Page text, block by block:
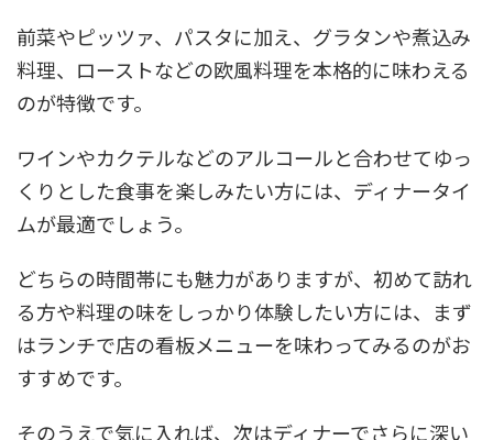
前菜やピッツァ、パスタに加え、グラタンや煮込み
料理、ローストなどの欧風料理を本格的に味わえる
のが特徴です。
ワインやカクテルなどのアルコールと合わせてゆっ
くりとした食事を楽しみたい方には、ディナータイ
ムが最適でしょう。
どちらの時間帯にも魅力がありますが、初めて訪れ
る方や料理の味をしっかり体験したい方には、まず
はランチで店の看板メニューを味わってみるのがお
すすめです。
そのうえで気に入れば、次はディナーでさらに深い